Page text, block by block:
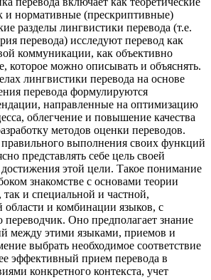
и нормативные (прескриптивные)
разделы лингвистики перевода (т.е.
перевода) исследуют перевод как
коммуникации, как объективно
которое можно описывать и объяснять.
лингвистики перевода на основе
перевода формулируются
направленные на оптимизацию
облегчение и повышение качества
методов оценки переводов.
правильного выполнения своих функций
представлять себе цель своей
этой цели. Такое понимание
знакомстве с основами теории
и специальной и частной,
области и комбинации языков, с
Оно предполагает знание
между этими языками, приемов и
выбрать необходимое соответствие
эффективный прием перевода в
конкретного контекста, учет